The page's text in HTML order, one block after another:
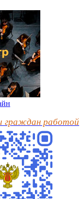
граждан работой